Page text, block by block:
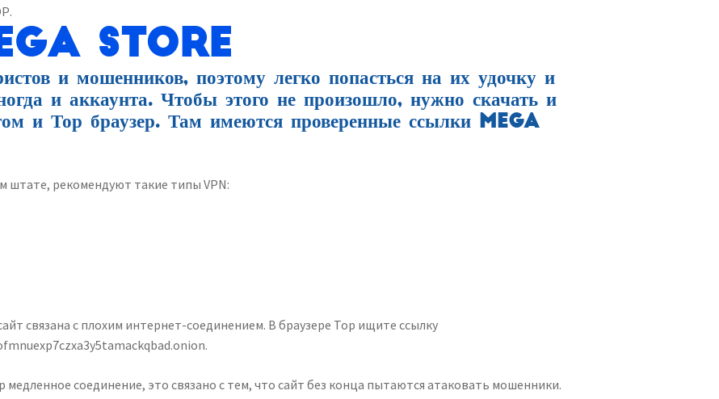
STORE
и мошенников, поэтому легко попасться на их удочку и
и аккаунта. Чтобы этого не произошло, нужно скачать и
и Тор браузер. Там имеются проверенные ссылки MEGA
рекомендуют такие типы VPN:
связана с плохим интернет-соединением. В браузере Тор ищите ссылку
соединение, это связано с тем, что сайт без конца пытаются атаковать мошенники.